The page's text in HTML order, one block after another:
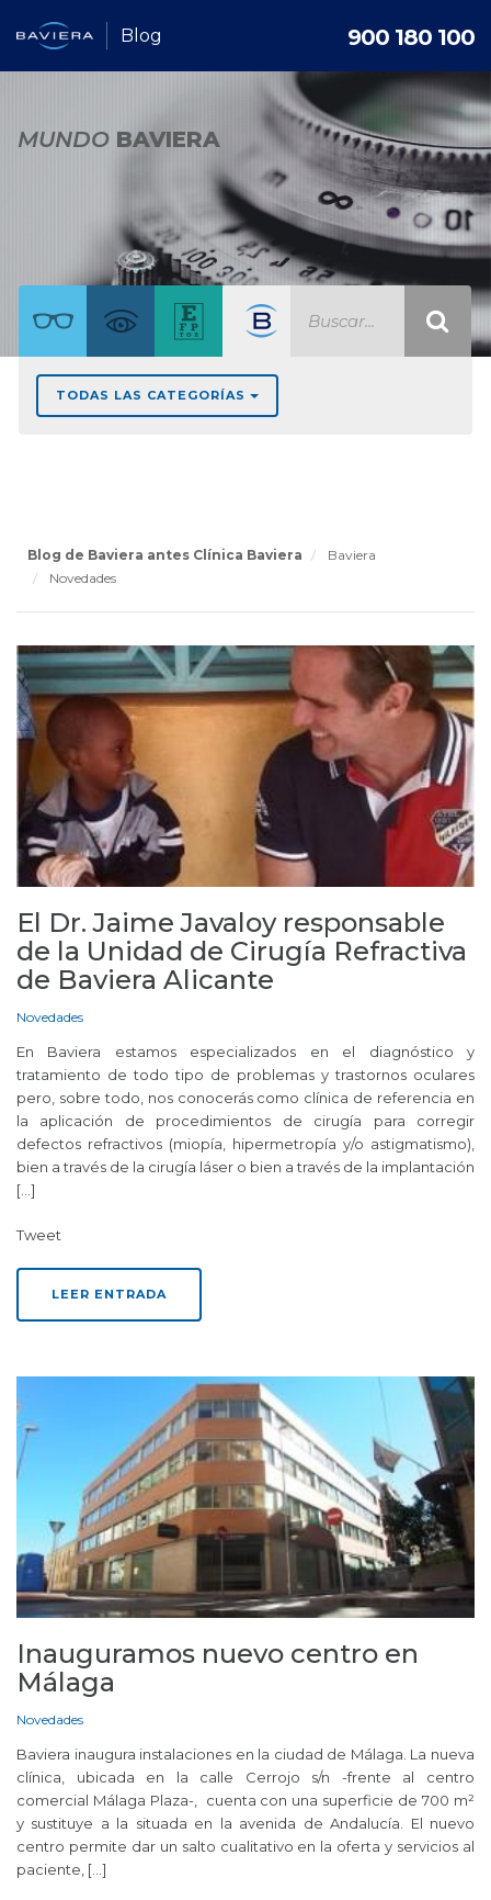
Blog 900 180 100
MUNDO BAVIERA
TODAS LAS CATEGORÍAS
Blog de Baviera antes Clínica Baviera
Baviera
Novedades
El Dr. Jaime Javaloy responsable
de la Unidad de Cirugía Refractiva
de Baviera Alicante
Novedades
En Baviera estamos especializados en el diagnóstico y
tratamiento de todo tipo de problemas y trastornos oculares
pero, sobre todo, nos conocerás como clínica de referencia en
la aplicación de procedimientos de cirugía para corregir
defectos refractivos (miopía, hipermetropía y/o astigmatismo),
bien a través de la cirugía láser o bien a través de la implantación
[…]
Tweet
LEER ENTRADA
Inauguramos nuevo centro en
Málaga
Novedades
Baviera inaugura instalaciones en la ciudad de Málaga. La nueva
clínica, ubicada en la calle Cerrojo s/n -frente al centro
comercial Málaga Plaza-, cuenta con una superficie de 700 m²
y sustituye a la situada en la avenida de Andalucía. El nuevo
centro permite dar un salto cualitativo en la oferta y servicios al
paciente, […]